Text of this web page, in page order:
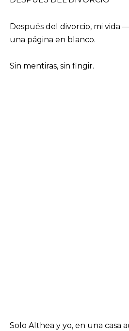
Después del divorcio, mi vida
una página en blanco.
Sin mentiras, sin fingir.
Solo Althea y yo, en una casa